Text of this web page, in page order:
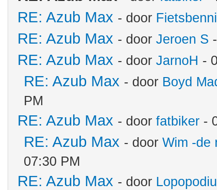
RE: Azub Max - door
RE: Azub Max - door Jeroen S
RE: Azub Max - door JarnoH -
RE: Azub Max - door Boyd
PM
RE: Azub Max - door fatbiker -
RE: Azub Max - door Wim -de
07:30 PM
RE: Azub Max - door